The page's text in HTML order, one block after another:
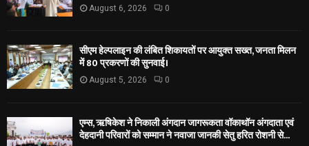
August 6, 2026 0
सीएम हेल्पलाइन की लंबित शिकायतों पर आयुक्त सख्त, जनता मिलन
में 80 प्रकरणों की सुनवाई।
August 5, 2026 0
एम्स, ऋषिकेश ने निकाली अंगदान जागरूकता वॉकाथॉन अंगदाता एवं
देहदानी परिवारों को सम्मान ने नवाजा जानकी सेतु हरित रोशनी से...